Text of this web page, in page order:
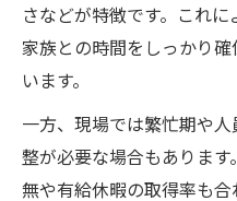
さなどが特徴です。これ
家族との時間をしっかり
います。
一方、現場では繁忙期や
整が必要な場合もありま
無や有給休暇の取得率も